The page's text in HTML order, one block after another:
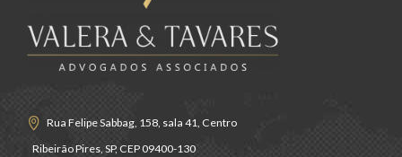
Rua Felipe Sabbag, 158, sala 41, Centro
Ribeirão Pires, SP, CEP 09400-130